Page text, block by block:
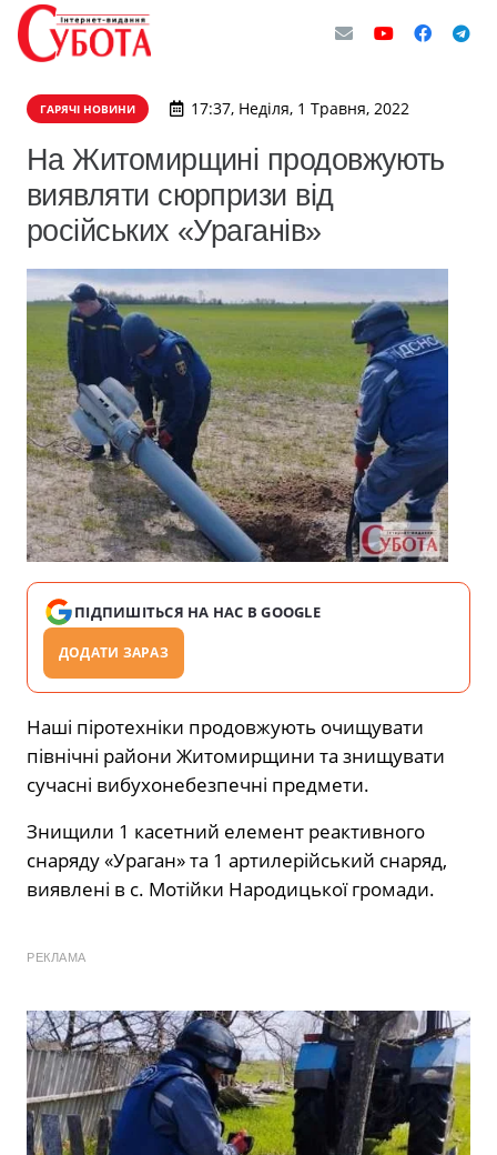
ГАРЯЧІ НОВИНИ 17:37, Неділя, 1 Травня, 2022
На Житомирщині продовжують
виявляти сюрпризи від
російських «Ураганів»
ПІДПИШІТЬСЯ НА НАС В GOOGLE
ДОДАТИ ЗАРАЗ
Наші піротехніки продовжують очищувати
північні райони Житомирщини та знищувати
сучасні вибухонебезпечні предмети.
Знищили 1 касетний елемент реактивного
снаряду «Ураган» та 1 артилерійський снаряд,
виявлені в с. Мотійки Народицької громади.
РЕКЛАМА